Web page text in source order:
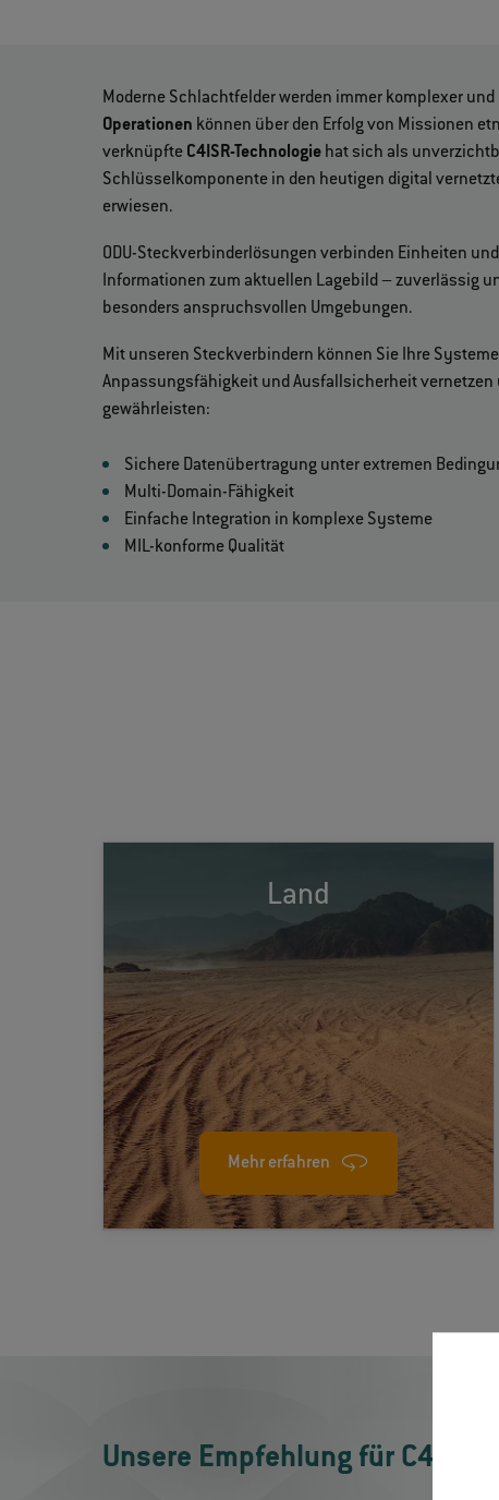
Moderne Schlachtfelder werden immer komplexer und
Operationen können über den Erfolg von Missionen
verknüpfte C4ISR-Technologie hat sich als
Schlüsselkomponente in den heutigen digital
erwiesen.
ODU-Steckverbinderlösungen verbinden Einheiten
Informationen zum aktuellen Lagebild – zuverlässig
besonders anspruchsvollen Umgebungen.
Mit unseren Steckverbindern können Sie Ihre
Anpassungsfähigkeit und Ausfallsicherheit vernetzen
gewährleisten:
Sichere Datenübertragung unter extremen
Multi-Domain-Fähigkeit
Einfache Integration in komplexe Systeme
MIL-konforme Qualität
Land
Mehr erfahren
Landbasierte Systeme müssen Schlägen,
Vibrationen, Staub und extremen
Plattformen standhalten. Zu den typischen
Anwendungen zählen fahrzeugmontierte
Systeme der Kommunikation,
Sensornetzwerke oder taktische
Kommandoposten.
Unsere Empfehlung für C4ISR-